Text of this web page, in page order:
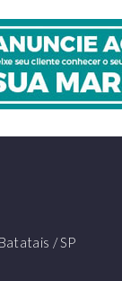
/ SP